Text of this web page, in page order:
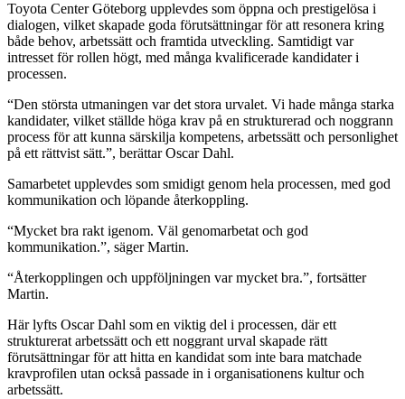
Toyota Center Göteborg upplevdes som öppna och prestigelösa i
dialogen, vilket skapade goda förutsättningar för att resonera kring
både behov, arbetssätt och framtida utveckling. Samtidigt var
intresset för rollen högt, med många kvalificerade kandidater i
processen.
“Den största utmaningen var det stora urvalet. Vi hade många starka
kandidater, vilket ställde höga krav på en strukturerad och noggrann
process för att kunna särskilja kompetens, arbetssätt och personlighet
på ett rättvist sätt.”, berättar Oscar Dahl.
Samarbetet upplevdes som smidigt genom hela processen, med god
kommunikation och löpande återkoppling.
“Mycket bra rakt igenom. Väl genomarbetat och god
kommunikation.”, säger Martin.
“Återkopplingen och uppföljningen var mycket bra.”, fortsätter
Martin.
Här lyfts Oscar Dahl som en viktig del i processen, där ett
strukturerat arbetssätt och ett noggrant urval skapade rätt
förutsättningar för att hitta en kandidat som inte bara matchade
kravprofilen utan också passade in i organisationens kultur och
arbetssätt.